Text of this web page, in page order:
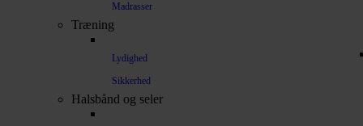
Madrasser
Træning
Lydighed
Sikkerhed
Halsbånd og seler